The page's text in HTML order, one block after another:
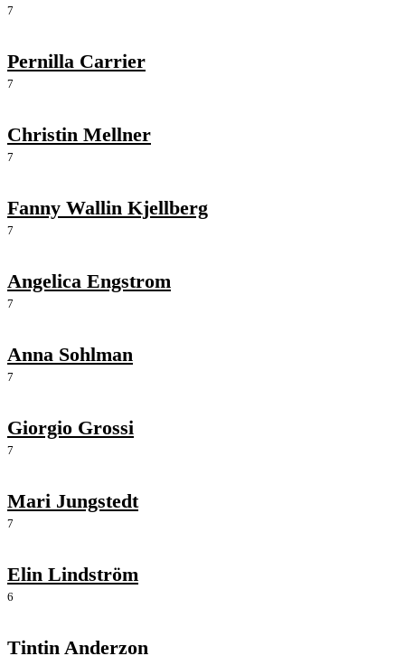
7
Pernilla Carrier
7
Christin Mellner
7
Fanny Wallin Kjellberg
7
Angelica Engstrom
7
Anna Sohlman
7
Giorgio Grossi
7
Mari Jungstedt
7
Elin Lindström
6
Tintin Anderzon